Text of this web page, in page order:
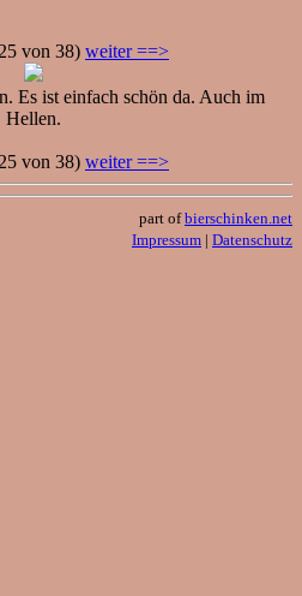
von 38) weiter ==>
Es ist einfach schön da. Auch im
Hellen.
von 38) weiter ==>
part ofbierschinken.net
Impressum | Datenschutz